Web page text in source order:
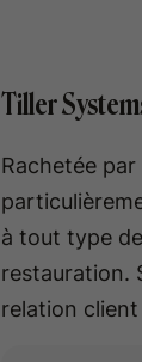
Tiller
Rachetée
à tout type
restauration.
relation